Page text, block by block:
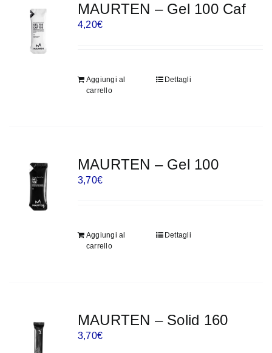
MAURTEN – Gel 100 Caf
4,20€
Aggiungi al
carrello
Dettagli
MAURTEN – Gel 100
3,70€
Aggiungi al
carrello
Dettagli
MAURTEN – Solid 160
3,70€